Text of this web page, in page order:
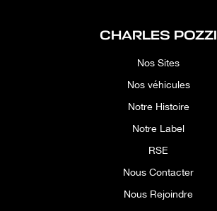
CHARLES POZZI
Nos Sites
Nos véhicules
Notre Histoire
Notre Label
RSE
Nous Contacter
Nous Rejoindre